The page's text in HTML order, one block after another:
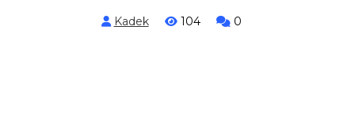
Kadek 104 0